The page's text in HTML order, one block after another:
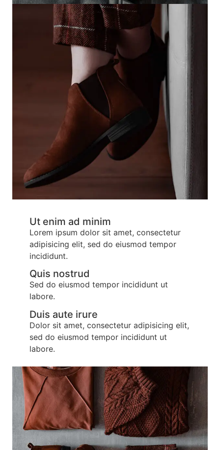
Ut enim ad minim
Lorem ipsum dolor sit amet, consectetur
adipisicing elit, sed do eiusmod tempor
incididunt.
Quis nostrud
Sed do eiusmod tempor incididunt ut
labore.
Duis aute irure
Dolor sit amet, consectetur adipisicing elit,
sed do eiusmod tempor incididunt ut
labore.